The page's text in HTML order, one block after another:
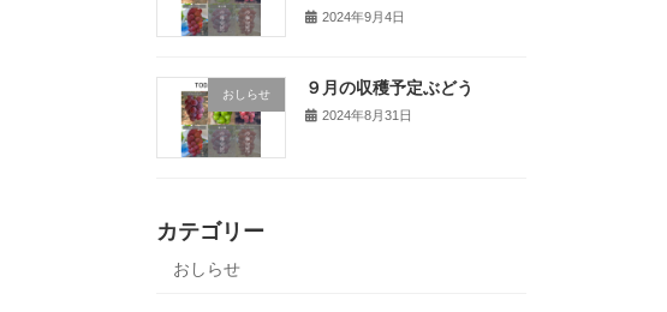
2024年9月4日
おしらせ ９月の収穫予定ぶどう
2024年8月31日
カテゴリー
おしらせ